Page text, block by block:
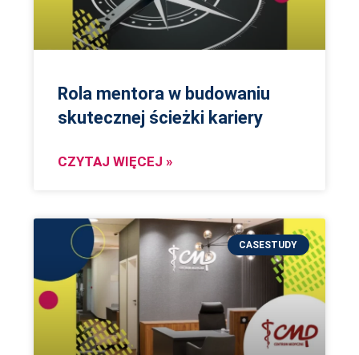
Rola mentora w budowaniu
skutecznej ścieżki kariery
CZYTAJ WIĘCEJ »
CASESTUDY